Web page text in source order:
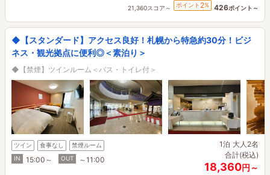
21,360スコア～ ポイント 2% 426ポイント～
◆【スタンダード】アクセス良好！札幌から特急約30分！ビジ
ネス・観光拠点に便利◎＜素泊り＞
◆【禁煙】ツインルーム＜バス・トイレ付＞
ツイン 食事なし
禁煙ルーム
IN
15:00～ OUT ～11:00
1泊 大人2名
合計(税込)
18,360円～